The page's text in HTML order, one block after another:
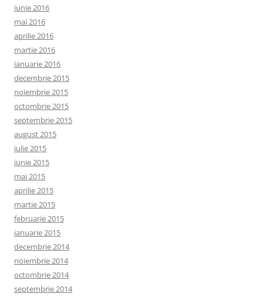
iunie 2016
mai 2016
aprilie 2016
martie 2016
ianuarie 2016
decembrie 2015
noiembrie 2015
octombrie 2015
septembrie 2015
august 2015
iulie 2015
iunie 2015
mai 2015
aprilie 2015
martie 2015
februarie 2015
ianuarie 2015
decembrie 2014
noiembrie 2014
octombrie 2014
septembrie 2014